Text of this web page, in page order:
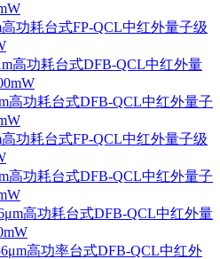
高功耗台式FP-QCL中红外量子级
高功耗台式DFB-QCL中红外量
高功耗台式DFB-QCL中红外量子
高功耗台式FP-QCL中红外量子级
高功耗台式DFB-QCL中红外量子
高功耗台式DFB-QCL中红外量
高功率台式DFB-QCL中红外